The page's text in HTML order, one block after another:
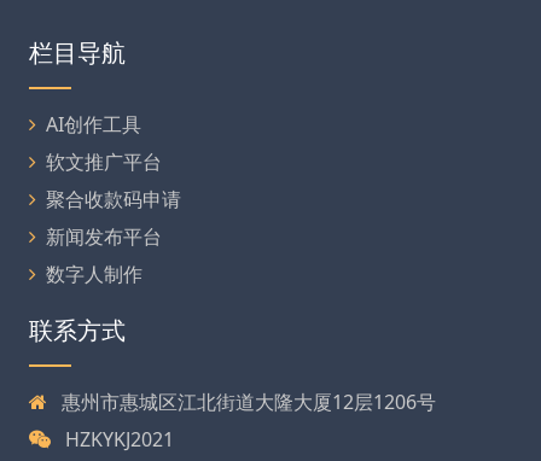
栏目导航
AI创作工具
软文推广平台
聚合收款码申请
新闻发布平台
数字人制作
联系方式
惠州市惠城区江北街道大隆大厦12层1206号
HZKYKJ2021